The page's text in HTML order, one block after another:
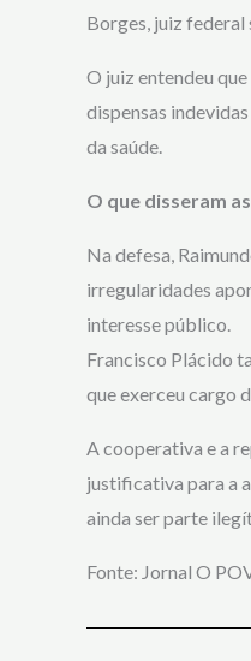
Borges, juiz
O juiz entendeu
dispensas
da saúde.
O que disseram
Na defesa,
irregularidades
interesse público.
Francisco Plácido
que exerceu cargo
A cooperativa e a
justificativa para a
ainda ser parte
Fonte: Jornal O